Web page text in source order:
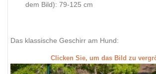
dem Bild): 79-125 cm
Das klassische Geschirr am Hund:
Clicken Sie, um das Bild zu